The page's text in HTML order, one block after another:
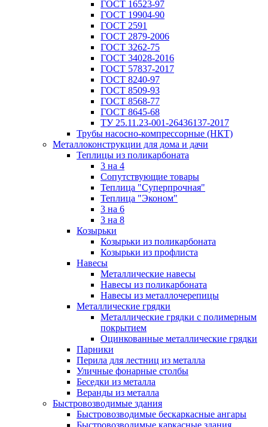
ГОСТ 16523-97
ГОСТ 19904-90
ГОСТ 2591
ГОСТ 2879-2006
ГОСТ 3262-75
ГОСТ 34028-2016
ГОСТ 57837-2017
ГОСТ 8240-97
ГОСТ 8509-93
ГОСТ 8568-77
ГОСТ 8645-68
ТУ 25.11.23-001-26436137-2017
Трубы насосно-компрессорные (НКТ)
Металлоконструкции для дома и дачи
Теплицы из поликарбоната
3 на 4
Сопутствующие товары
Теплица "Суперпрочная"
Теплица "Эконом"
3 на 6
3 на 8
Козырьки
Козырьки из поликарбоната
Козырьки из профлиста
Навесы
Металлические навесы
Навесы из поликарбоната
Навесы из металлочерепицы
Металлические грядки
Металлические грядки с полимерным
покрытием
Оцинкованные металлические грядки
Парники
Перила для лестниц из металла
Уличные фонарные столбы
Беседки из металла
Веранды из металла
Быстровозводимые здания
Быстровозводимые бескаркасные ангары
Быстровозводимые каркасные здания